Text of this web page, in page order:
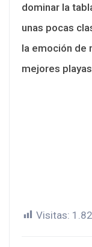
dominar la
unas pocas
la emoción de
mejores
Visitas: